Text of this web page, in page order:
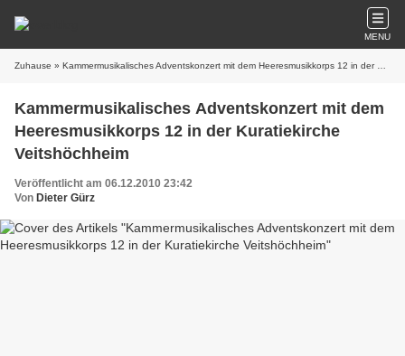
MENU
Zuhause » Kammermusikalisches Adventskonzert mit dem Heeresmusikkorps 12 in der Kuratiekirche Veitshöchheim
Kammermusikalisches Adventskonzert mit dem
Heeresmusikkorps 12 in der Kuratiekirche
Veitshöchheim
Veröffentlicht am 06.12.2010 23:42
Von Dieter Gürz